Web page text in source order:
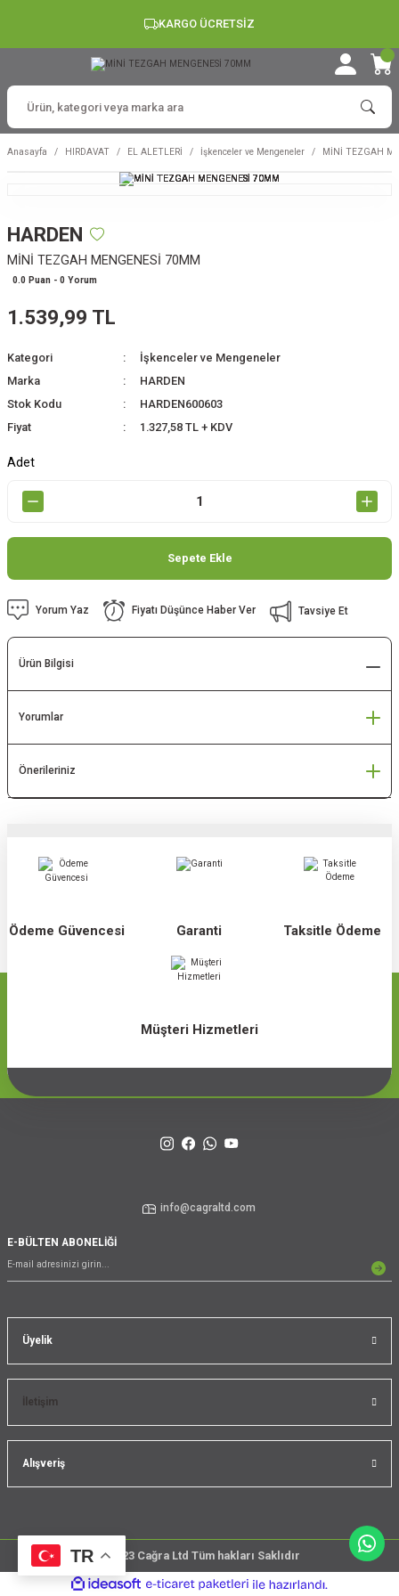
KARGO ÜCRETSİZ
Anasayfa HIRDAVAT EL ALETLERİ İşkenceler ve Mengeneler MİNİ TEZGAH
HARDEN
MİNİ TEZGAH MENGENESİ 70MM
0.0 Puan - 0 Yorum
1.539,99 TL
Kategori
İşkenceler ve Mengeneler
Marka
HARDEN
Stok Kodu
HARDEN600603
Fiyat
1.327,58 TL + KDV
Adet
Sepete Ekle
Yorum Yaz Fiyatı Düşünce Haber Ver Tavsiye Et
Ürün Bilgisi
Yorumlar
Önerileriniz
Ödeme Güvencesi Garanti Taksitle Ödeme
Müşteri Hizmetleri
Üyelik
İletişim
Alışveriş
TR
info@cagraltd.com
E-BÜLTEN ABONELİĞİ
@2023 Cağra Ltd Tüm hakları Saklıdır
çember
ideasoft
e-